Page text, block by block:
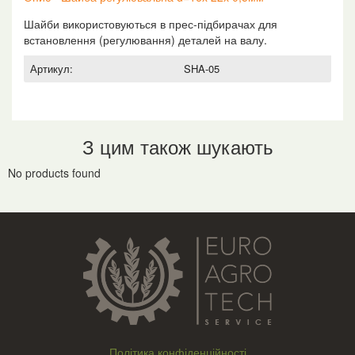
Шайби використовуються в прес-підбирачах для
встановлення (регулювання) деталей на валу.
Артикул: SHA-05
З цим також шукають
No products found
Політика конфіденційності